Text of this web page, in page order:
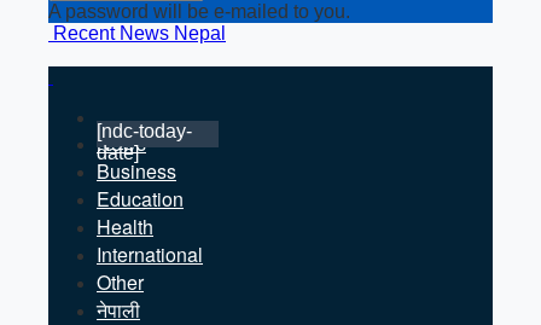
A password will be e-mailed to you.
Recent News Nepal
[ndc-today-
date]
News
Business
Education
Health
International
Other
नेपाली